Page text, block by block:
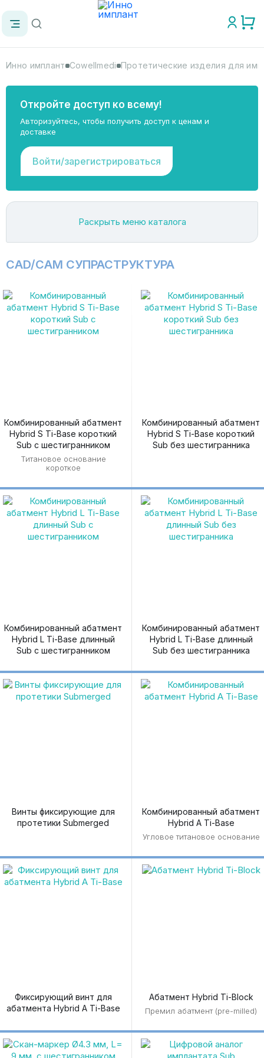
Инно имплант Cowellmedi Протетические изделия для
Откройте доступ ко всему!
Авторизуйтесь, чтобы получить доступ к ценам и
доставке
Войти/зарегистрироваться
Раскрыть меню каталога
CAD/CAM СУПРАСТРУКТУРА
Комбинированный абатмент
Hybrid S Ti-Base короткий
Sub с шестигранником
Титановое основание
короткое
Комбинированный абатмент
Hybrid S Ti-Base короткий
Sub без шестигранника
Комбинированный абатмент
Hybrid L Ti-Base длинный
Sub с шестигранником
Комбинированный абатмент
Hybrid L Ti-Base длинный
Sub без шестигранника
Винты фиксирующие для
протетики Submerged
Комбинированный абатмент
Hybrid A Ti-Base
Угловое титановое основание
Фиксирующий винт для
абатмента Hybrid A Ti-Base
Абатмент Hybrid Ti-Block
Премил абатмент (pre-milled)